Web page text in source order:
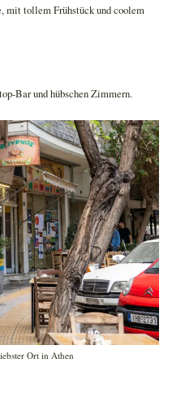
mit tollem Frühstück und coolem
Bar und hübschen Zimmern.
Ort in Athen